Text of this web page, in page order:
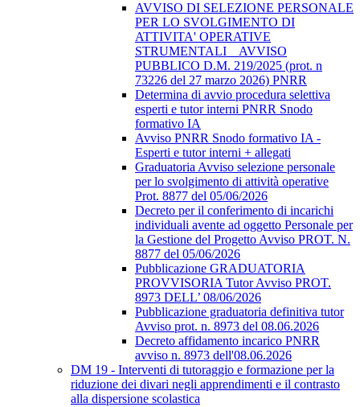
AVVISO DI SELEZIONE PERSONALE
PER LO SVOLGIMENTO DI
ATTIVITA' OPERATIVE
STRUMENTALI _ AVVISO
PUBBLICO D.M. 219/2025 (prot. n
73226 del 27 marzo 2026) PNRR
Determina di avvio procedura selettiva
esperti e tutor interni PNRR Snodo
formativo IA
Avviso PNRR Snodo formativo IA -
Esperti e tutor interni + allegati
Graduatoria Avviso selezione personale
per lo svolgimento di attività operative
Prot. 8877 del 05/06/2026
Decreto per il conferimento di incarichi
individuali avente ad oggetto Personale per
la Gestione del Progetto Avviso PROT. N.
8877 del 05/06/2026
Pubblicazione GRADUATORIA
PROVVISORIA Tutor Avviso PROT.
8973 DELL’ 08/06/2026
Pubblicazione graduatoria definitiva tutor
Avviso prot. n. 8973 del 08.06.2026
Decreto affidamento incarico PNRR
avviso n. 8973 dell'08.06.2026
DM 19 - Interventi di tutoraggio e formazione per la
riduzione dei divari negli apprendimenti e il contrasto
alla dispersione scolastica